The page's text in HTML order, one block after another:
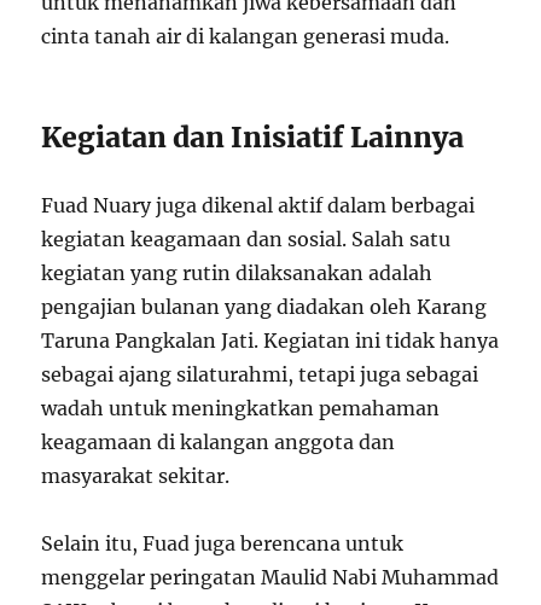
cinta tanah air di kalangan generasi muda.
Kegiatan dan Inisiatif Lainnya
Fuad Nuary juga dikenal aktif dalam berbagai
kegiatan keagamaan dan sosial. Salah satu
kegiatan yang rutin dilaksanakan adalah
pengajian bulanan yang diadakan oleh Karang
Taruna Pangkalan Jati. Kegiatan ini tidak hanya
sebagai ajang silaturahmi, tetapi juga sebagai
wadah untuk meningkatkan pemahaman
keagamaan di kalangan anggota dan
masyarakat sekitar.
Selain itu, Fuad juga berencana untuk
menggelar peringatan Maulid Nabi Muhammad